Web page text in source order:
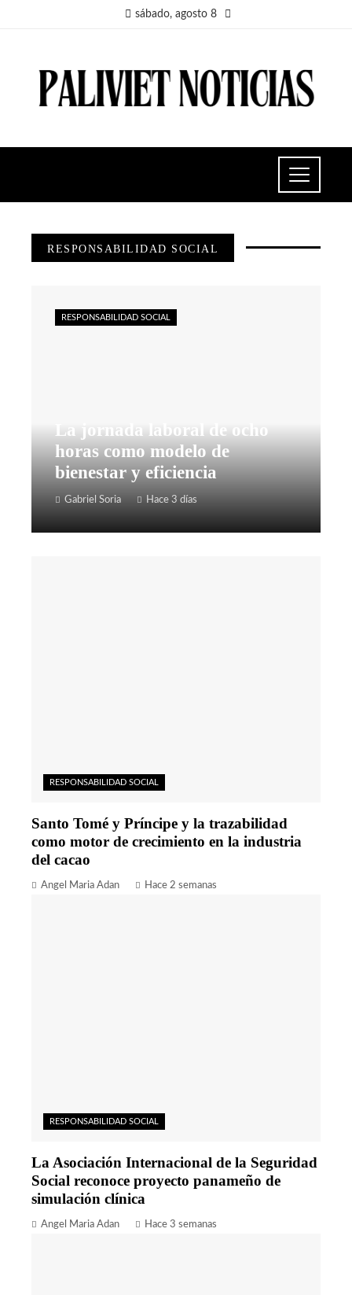
sábado, agosto 8
RESPONSABILIDAD SOCIAL
La jornada laboral de ocho
horas como modelo de
bienestar y eficiencia
Gabriel Soria Hace 3 días
RESPONSABILIDAD SOCIAL
RESPONSABILIDAD SOCIAL
Santo Tomé y Príncipe y la trazabilidad
como motor de crecimiento en la industria
del cacao
Angel Maria Adan Hace 2 semanas
RESPONSABILIDAD SOCIAL
La Asociación Internacional de la Seguridad
Social reconoce proyecto panameño de
simulación clínica
Angel Maria Adan Hace 3 semanas